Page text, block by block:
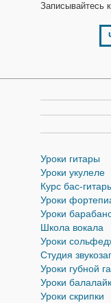
Записывайтесь
Уроки гитары
Уроки укулеле
Курс бас-
Уроки
Уроки
Школа вокала
Уроки
Студия
Уроки губной
Уроки
Уроки скрипки